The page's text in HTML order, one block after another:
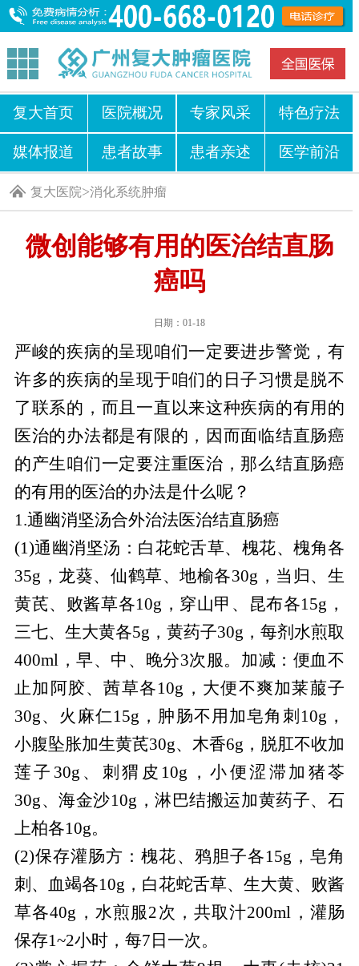
复大首页 医院概况 专家风采 特色疗法
媒体报道 患者故事 患者亲述 医学前沿
复大医院>消化系统肿瘤
微创能够有用的医治结直肠
癌吗
日期：01-18
严峻的疾病的呈现咱们一定要进步警觉，有
许多的疾病的呈现于咱们的日子习惯是脱不
了联系的，而且一直以来这种疾病的有用的
医治的办法都是有限的，因而面临结直肠癌
的产生咱们一定要注重医治，那么结直肠癌
的有用的医治的办法是什么呢？
1.通幽消坚汤合外治法医治结直肠癌
(1)通幽消坚汤：白花蛇舌草、槐花、槐角各
35g，龙葵、仙鹤草、地榆各30g，当归、生
黄芪、败酱草各10g，穿山甲、昆布各15g，
三七、生大黄各5g，黄药子30g，每剂水煎取
400ml，早、中、晚分3次服。加减：便血不
止加阿胶、茜草各10g，大便不爽加莱菔子
30g、火麻仁15g，肿肠不用加皂角刺10g，
小腹坠胀加生黄芪30g、木香6g，脱肛不收加
莲子30g、刺猬皮10g，小便涩滞加猪苓
30g、海金沙10g，淋巴结搬运加黄药子、石
上柏各10g。
(2)保存灌肠方：槐花、鸦胆子各15g，皂角
刺、血竭各10g，白花蛇舌草、生大黄、败酱
草各40g，水煎服2次，共取汁200ml，灌肠
保存1~2小时，每7日一次。